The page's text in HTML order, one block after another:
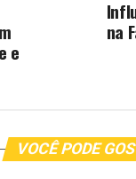
na
e
VOCÊ PODE